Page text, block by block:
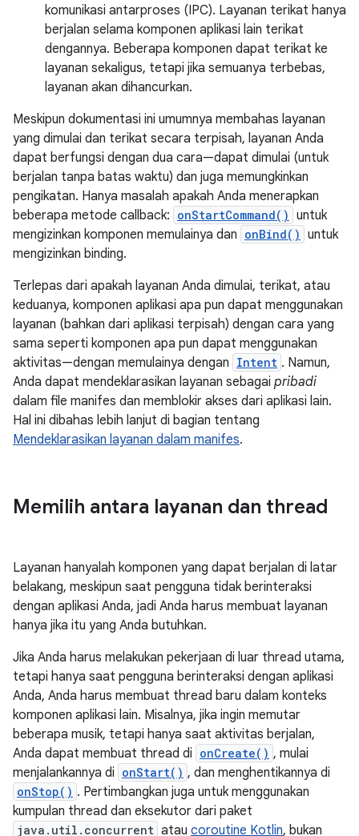
komunikasi antarproses (IPC). Layanan terikat hanya
berjalan selama komponen aplikasi lain terikat
dengannya. Beberapa komponen dapat terikat ke
layanan sekaligus, tetapi jika semuanya terbebas,
layanan akan dihancurkan.
Meskipun dokumentasi ini umumnya membahas layanan
yang dimulai dan terikat secara terpisah, layanan Anda
dapat berfungsi dengan dua cara—dapat dimulai (untuk
berjalan tanpa batas waktu) dan juga memungkinkan
pengikatan. Hanya masalah apakah Anda menerapkan
beberapa metode callback: onStartCommand() untuk
mengizinkan komponen memulainya dan onBind() untuk
mengizinkan binding.
Terlepas dari apakah layanan Anda dimulai, terikat, atau
keduanya, komponen aplikasi apa pun dapat menggunakan
layanan (bahkan dari aplikasi terpisah) dengan cara yang
sama seperti komponen apa pun dapat menggunakan
aktivitas—dengan memulainya dengan Intent . Namun,
Anda dapat mendeklarasikan layanan sebagai pribadi
dalam file manifes dan memblokir akses dari aplikasi lain.
Hal ini dibahas lebih lanjut di bagian tentang
Mendeklarasikan layanan dalam manifes.
Memilih antara layanan dan thread
Layanan hanyalah komponen yang dapat berjalan di latar
belakang, meskipun saat pengguna tidak berinteraksi
dengan aplikasi Anda, jadi Anda harus membuat layanan
hanya jika itu yang Anda butuhkan.
Jika Anda harus melakukan pekerjaan di luar thread utama,
tetapi hanya saat pengguna berinteraksi dengan aplikasi
Anda, Anda harus membuat thread baru dalam konteks
komponen aplikasi lain. Misalnya, jika ingin memutar
beberapa musik, tetapi hanya saat aktivitas berjalan,
Anda dapat membuat thread di onCreate() , mulai
menjalankannya di onStart() , dan menghentikannya di
onStop() . Pertimbangkan juga untuk menggunakan
kumpulan thread dan eksekutor dari paket
java.util.concurrent atau coroutine Kotlin, bukan